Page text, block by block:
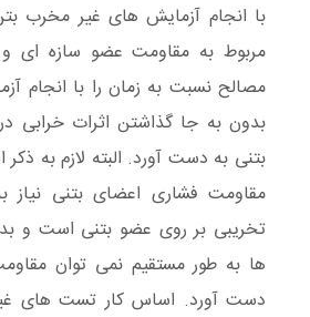
با انجام آزمایش های غیر مخرب
مربوط به مقاومت عضو سازه ای
مصالح نسبت به زمان را با انجام
بدون به جا گذاشتن اثرات خرابی
بتنی به دست آورد. البته لازم به
مقاومت فشاری اعضای بتنی
تخریبی بر روی عضو بتنی است و
ها به طور مستقیم نمی توان
دست آورد. اساس کار تست های